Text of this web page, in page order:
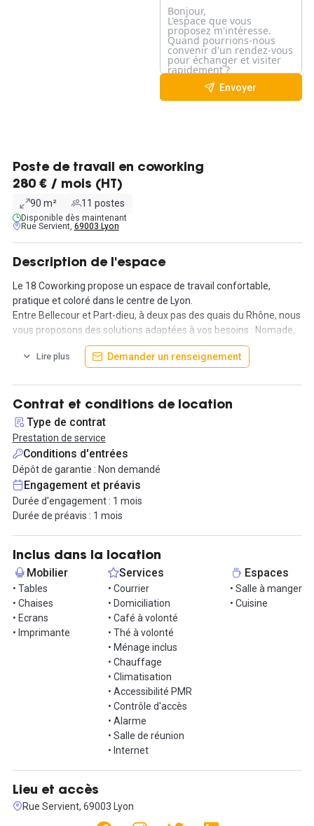
Envoyer
Poste de travail en coworking
280 € / mois (HT)
90 m² 11 postes
Disponible dès maintenant
Rue Servient, 69003 Lyon
Description de l'espace
Le 18 Coworking propose un espace de travail confortable,
pratique et coloré dans le centre de Lyon.
Entre Bellecour et Part-dieu, à deux pas des quais du Rhône, nous
vous proposons des solutions adaptées à vos besoins : Nomade,
dédié ou privé, vous trouverez l’espace fait pour vous.
Les espaces :
- Un open-space de 100m2 offrant des stand up desk et grands
bureaux
- Une salle de réunion équipée pour 6 personnes. Tv haute qualité,
écran blanc et accéssoires associés.
- Un espace de détente confortable
- Une cuisine toute équipée
Services proposés :
- Accès 24/7 avec code personnel
- Domiciliation d’entreprise
- Wifi / Fibre (jusqu’à 1Gb/s)
- Imprimante professionnelle
- Douche, sanitaires
Accès :
- Arret de tramway Liberté (à 100 mètres)
- 7 minutes en bus de la Gare Part-Dieu
- Station de Vélo’v à 100 mètres
- Arret de métro Cordelier (5 minutes à pied)
Lire plus Demander un renseignement
Contrat et conditions de location
Type de contrat
Prestation de service
Conditions d'entrées
Dépôt de garantie : Non demandé
Engagement et préavis
Durée d'engagement : 1 mois
Durée de préavis : 1 mois
Inclus dans la location
Mobilier
• Tables
• Chaises
• Ecrans
• Imprimante
Services
• Courrier
• Domiciliation
• Café à volonté
• Thé à volonté
• Ménage inclus
• Chauffage
• Climatisation
• Accessibilité PMR
• Contrôle d'accès
• Alarme
• Salle de réunion
• Internet
Espaces
• Salle à manger
• Cuisine
Lieu et accès
Rue Servient, 69003 Lyon